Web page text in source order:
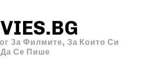
За Филмите, За Които Си
Се Пише